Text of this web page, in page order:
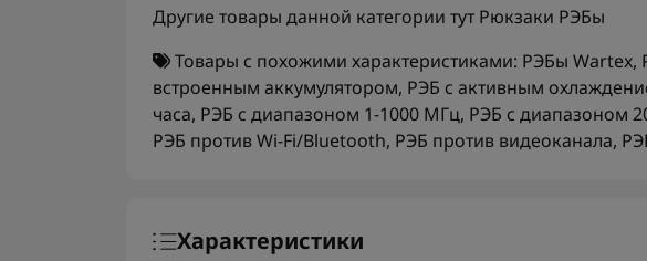
Другие товары данной категории тут Рюкзаки РЭБы
Товары с похожими характеристиками: РЭБы Wartex,
встроенным аккумулятором, РЭБ с активным
часа, РЭБ с диапазоном 1-1000 МГц, РЭБ с диапазоном
РЭБ против Wi-Fi/Bluetooth, РЭБ против видеоканала,
Характеристики